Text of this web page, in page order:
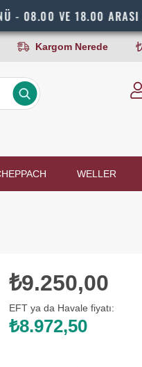
18.00 ARASI CANLI
Kargom Nerede
WELLER
₺9.250,00
EFT ya da Havale fiyatı:
₺8.972,50